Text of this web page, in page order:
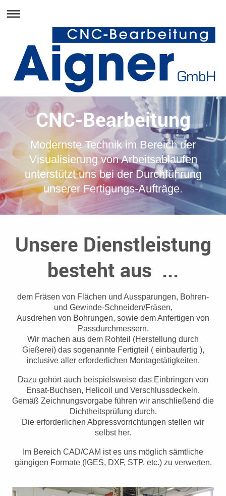
CNC-Bearbeitung
Modernste Technik im Bereich der
Visualisierung von Arbeitsabläufen
unterstützt uns bei der Durchführung
unserer Fertigungs-Aufträge.
Unsere Dienstleistung
besteht aus ...
dem Fräsen von Flächen und Aussparungen, Bohren-
und Gewinde-Schneiden/Fräsen,
Ausdrehen von Bohrungen, sowie dem Anfertigen von
Passdurchmessern.
Wir machen aus dem Rohteil (Herstellung durch
Gießerei) das sogenannte Fertigteil ( einbaufertig ),
inclusive aller erforderlichen Montagetätigkeiten.
Dazu gehört auch beispielsweise das Einbringen von
Ensat-Buchsen, Helicoil und Verschlussdeckeln.
Gemäß Zeichnungsvorgabe führen wir anschließend die
Dichtheitsprüfung durch.
Die erforderlichen Abpressvorrichtungen stellen wir
selbst her.
Im Bereich CAD/CAM ist es uns möglich sämtliche
gängigen Formate (IGES, DXF, STP, etc.) zu verwerten.